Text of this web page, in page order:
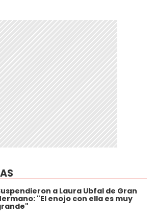
a Laura Ubfal de Gran
"El enojo con ella es muy